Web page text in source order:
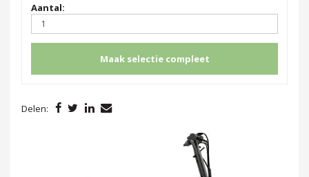
Aantal:
Maak selectie compleet
Delen: